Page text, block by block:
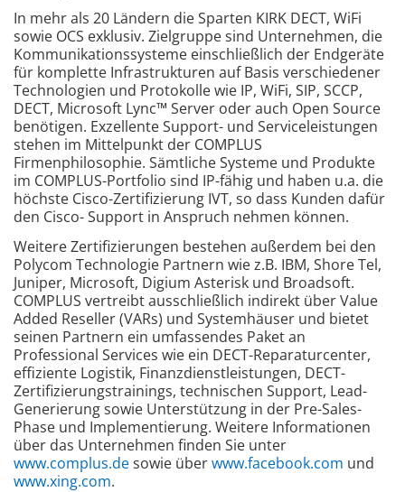
In mehr als 20 Ländern die Sparten KIRK DECT, WiFi
sowie OCS exklusiv. Zielgruppe sind Unternehmen, die
Kommunikationssysteme einschließlich der Endgeräte
für komplette Infrastrukturen auf Basis verschiedener
Technologien und Protokolle wie IP, WiFi, SIP, SCCP,
DECT, Microsoft Lync™ Server oder auch Open Source
benötigen. Exzellente Support- und Serviceleistungen
stehen im Mittelpunkt der COMPLUS
Firmenphilosophie. Sämtliche Systeme und Produkte
im COMPLUS-Portfolio sind IP-fähig und haben u.a. die
höchste Cisco-Zertifizierung IVT, so dass Kunden dafür
den Cisco- Support in Anspruch nehmen können.
Weitere Zertifizierungen bestehen außerdem bei den
Polycom Technologie Partnern wie z.B. IBM, Shore Tel,
Juniper, Microsoft, Digium Asterisk und Broadsoft.
COMPLUS vertreibt ausschließlich indirekt über Value
Added Reseller (VARs) und Systemhäuser und bietet
seinen Partnern ein umfassendes Paket an
Professional Services wie ein DECT-Reparaturcenter,
effiziente Logistik, Finanzdienstleistungen, DECT-
Zertifizierungstrainings, technischen Support, Lead-
Generierung sowie Unterstützung in der Pre-Sales-
Phase und Implementierung. Weitere Informationen
über das Unternehmen finden Sie unter
www.complus.desowie überwww.facebook.com und
www.xing.com.